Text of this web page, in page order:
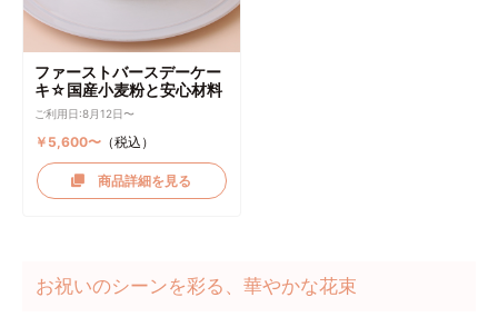
ファーストバースデーケー
キ☆国産小麦粉と安心材料
ご利用日:8月12日〜
￥5,600〜（税込）
商品詳細を見る
お祝いのシーンを彩る、華やかな花束